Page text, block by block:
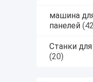
машина
панелей
Станки
(20)